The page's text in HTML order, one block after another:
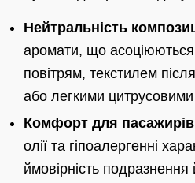
Нейтральність
аромати, що
повітрям, текстилем
або легкими
Комфорт для
олії та гіпоалергенні
ймовірність